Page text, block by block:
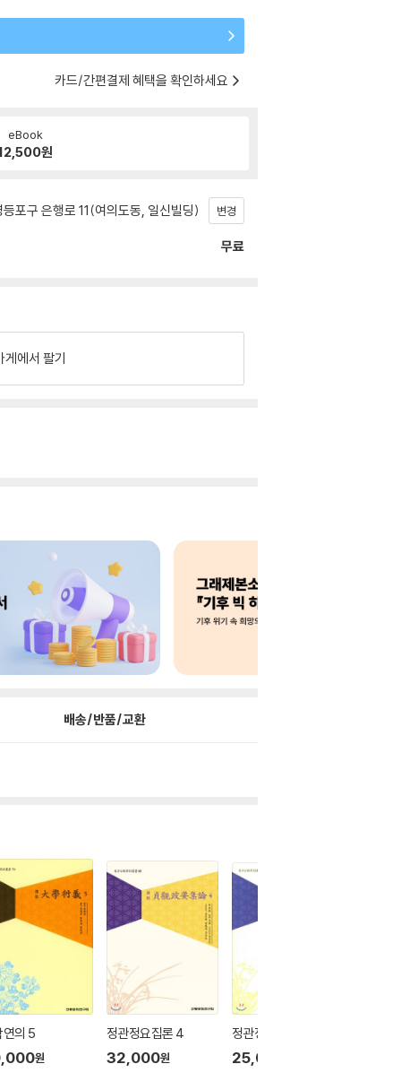
카드/간편결제 혜택을 확인하세요
eBook
원
포구 은행로 11(여의도동, 일신빌딩) 변경
무료
게에서 팔기
배송/반품/교환
연의 5
원
정관정요집론 4
32,000원
정관정요집론 3
25,000